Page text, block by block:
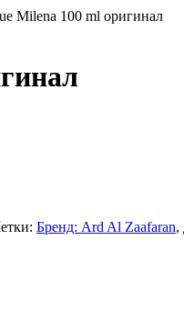
Milena 100 ml оригинал
Бренд: Ard Al Zaafaran,